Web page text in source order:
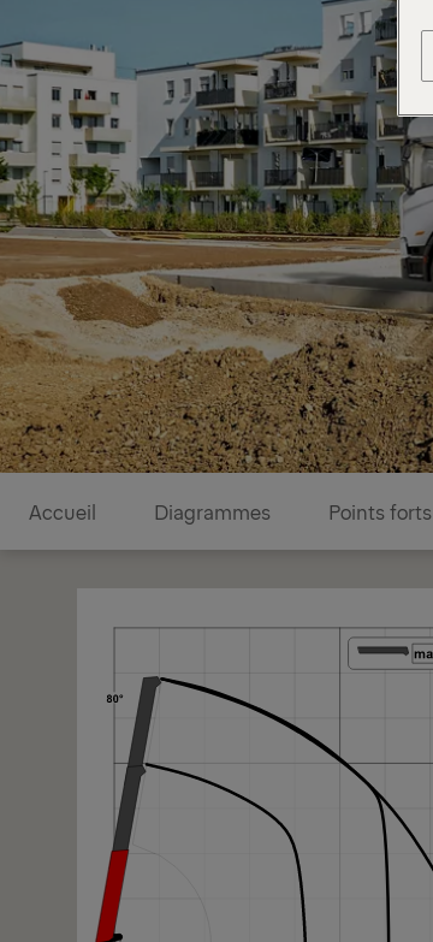
Accueil Diagrammes Points forts
Diagrammes